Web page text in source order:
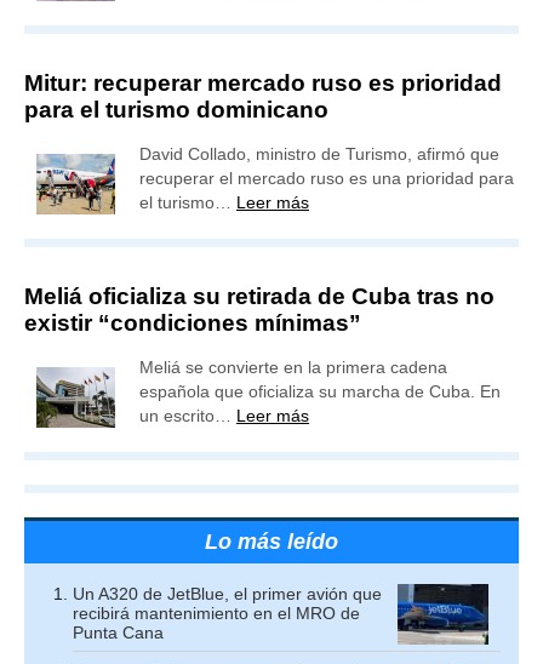
Mitur: recuperar mercado ruso es prioridad
para el turismo dominicano
David Collado, ministro de Turismo, afirmó que
recuperar el mercado ruso es una prioridad para
el turismo… Leer más
Meliá oficializa su retirada de Cuba tras no
existir “condiciones mínimas”
Meliá se convierte en la primera cadena
española que oficializa su marcha de Cuba. En
un escrito… Leer más
Lo más leído
Un A320 de JetBlue, el primer avión que
recibirá mantenimiento en el MRO de
Punta Cana